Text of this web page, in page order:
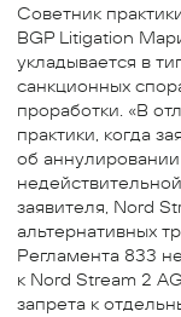
Советник
BGP Litigation
укладывается в
санкционных
проработки. «В
практики, когда
об
заявителя, Nord
альтернативных
Регламента 833
к Nord Stream 2
запрета к